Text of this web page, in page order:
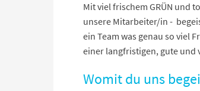
Mit viel frischem GRÜN und
unsere Mitarbeiter/in -
ein Team was genau so viel
einer langfristigen, gute und
Womit du uns